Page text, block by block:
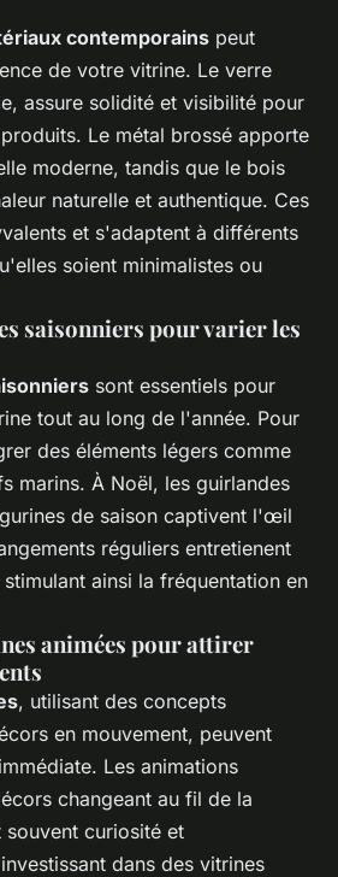
contemporains peut
de votre vitrine. Le verre
assure solidité et visibilité pour
Le métal brossé apporte
moderne, tandis que le bois
naturelle et authentique. Ces
et s'adaptent à différents
soient minimalistes ou
saisonniers pour varier les
sont essentiels pour
tout au long de l'année. Pour
des éléments légers comme
marins. À Noël, les guirlandes
de saison captivent l'œil
réguliers entretienent
ainsi la fréquentation en
animées pour attirer
, utilisant des concepts
en mouvement, peuvent
Les animations
changeant au fil de la
curiosité et
dans des vitrines